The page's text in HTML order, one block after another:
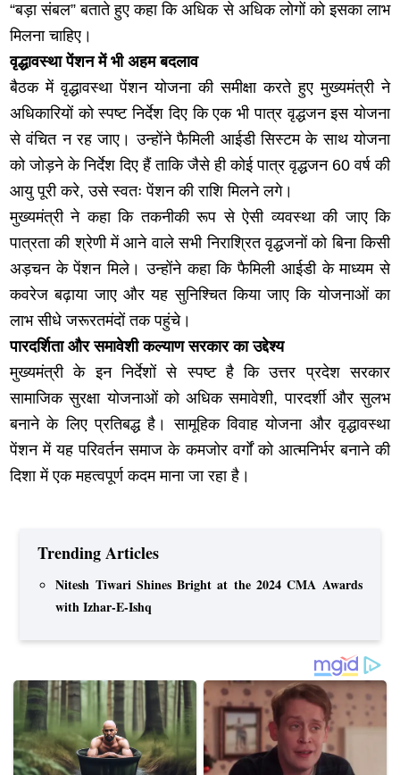
“बड़ा संबल” बताते हुए कहा कि अधिक से अधिक लोगों को इसका लाभ
मिलना चाहिए।
वृद्धावस्था पेंशन में भी अहम बदलाव
बैठक में वृद्धावस्था पेंशन योजना की समीक्षा करते हुए मुख्यमंत्री ने
अधिकारियों को स्पष्ट निर्देश दिए कि एक भी पात्र वृद्धजन इस योजना
से वंचित न रह जाए। उन्होंने फैमिली आईडी सिस्टम के साथ योजना
को जोड़ने के निर्देश दिए हैं ताकि जैसे ही कोई पात्र वृद्धजन 60 वर्ष की
आयु पूरी करे, उसे स्वतः पेंशन की राशि मिलने लगे।
मुख्यमंत्री ने कहा कि तकनीकी रूप से ऐसी व्यवस्था की जाए कि
पात्रता की श्रेणी में आने वाले सभी निराश्रित वृद्धजनों को बिना किसी
अड़चन के पेंशन मिले। उन्होंने कहा कि फैमिली आईडी के माध्यम से
कवरेज बढ़ाया जाए और यह सुनिश्चित किया जाए कि योजनाओं का
लाभ सीधे जरूरतमंदों तक पहुंचे।
पारदर्शिता और समावेशी कल्याण सरकार का उद्देश्य
मुख्यमंत्री के इन निर्देशों से स्पष्ट है कि उत्तर प्रदेश सरकार
सामाजिक सुरक्षा योजनाओं को अधिक समावेशी, पारदर्शी और सुलभ
बनाने के लिए प्रतिबद्ध है। सामूहिक विवाह योजना और वृद्धावस्था
पेंशन में यह परिवर्तन समाज के कमजोर वर्गों को आत्मनिर्भर बनाने की
दिशा में एक महत्वपूर्ण कदम माना जा रहा है।
Trending Articles
Nitesh Tiwari Shines Bright at the 2024 CMA Awards
with Izhar-E-Ishq